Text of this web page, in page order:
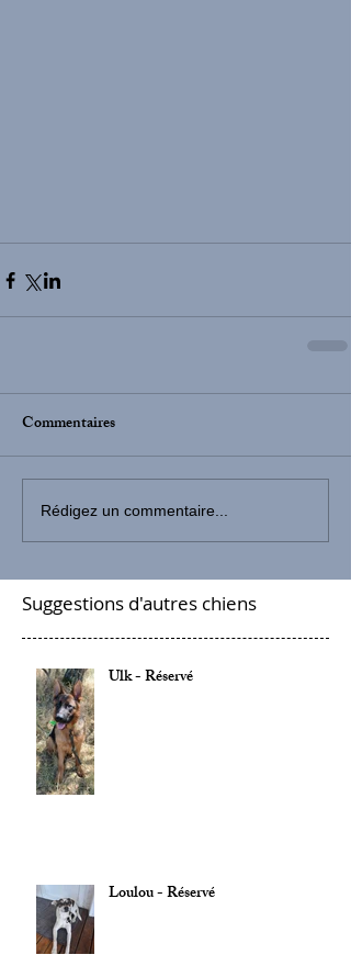
Commentaires
Rédigez un commentaire...
Suggestions d'autres chiens
Ulk - Réservé
Loulou - Réservé